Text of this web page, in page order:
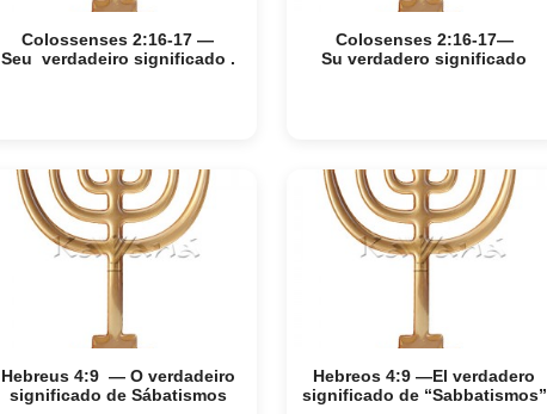
Colossenses 2:16-17 —
Seu verdadeiro significado .
Colosenses 2:16-17—
Su verdadero significado
Hebreus 4:9 — O verdadeiro
significado de Sábatismos
Hebreos 4:9 —El verdadero
significado de “Sabbatismos”